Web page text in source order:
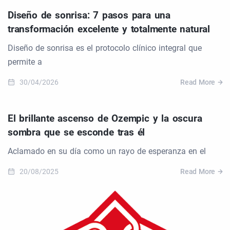
Diseño de sonrisa: 7 pasos para una
transformación excelente y totalmente natural
Diseño de sonrisa es el protocolo clínico integral que
permite a
30/04/2026 Read More
El brillante ascenso de Ozempic y la oscura
sombra que se esconde tras él
Aclamado en su día como un rayo de esperanza en el
20/08/2025 Read More